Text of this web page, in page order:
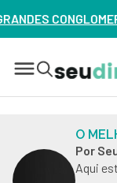
BRASIL? VEJA
O
Por
Aqui